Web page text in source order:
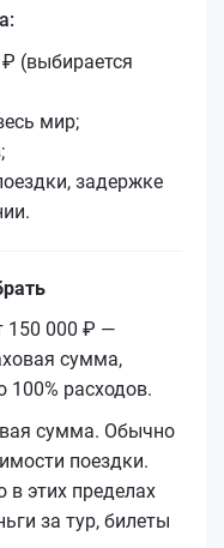
(выбирается
мир;
задержке
150 000 ₽ —
сумма,
расходов.
сумма. Обычно
поездки.
этих пределах
за тур, билеты